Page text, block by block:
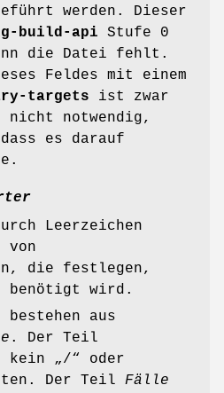
werden. Dieser
build-api Stufe 0
die Datei fehlt.
Feldes mit einem
targets ist zwar
nicht notwendig,
es darauf
Leerzeichen
von
die festlegen,
benötigt wird.
aus
. Der Teil
kein „/“ oder
Der Teil Fälle